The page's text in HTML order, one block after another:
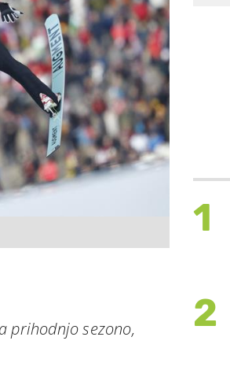
prihodnjo sezono,
1
2